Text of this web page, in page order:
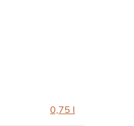
0,75 l